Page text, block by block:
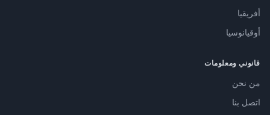
أفريقيا
أوقيانوسيا
قانوني ومعلومات
من نحن
اتصل بنا